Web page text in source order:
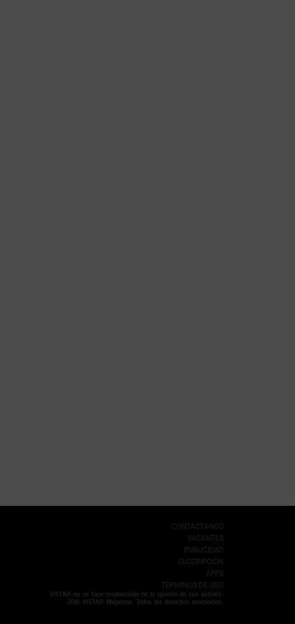
CONTÁCTANOS
VACANTES
PUBLICIDAD
SUSCRIPCIÓN
APPS
TÉRMINOS DE USO
VISTAR no se hace responsable de la opinión de sus autores.
2018 VISTAR Magazine. Todos los derechos reservados.